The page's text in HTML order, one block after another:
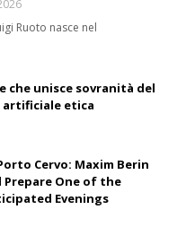
Ruoto nasce nel
che unisce sovranità del
etica
Cervo: Maxim Berin
Prepare One of the
Evenings